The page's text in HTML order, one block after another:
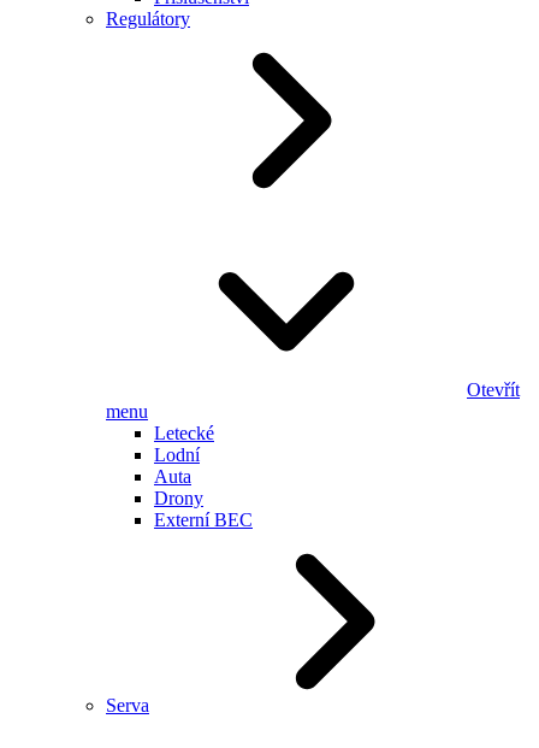
Regulátory
Otevřít
menu
Letecké
Lodní
Auta
Drony
Externí BEC
Serva